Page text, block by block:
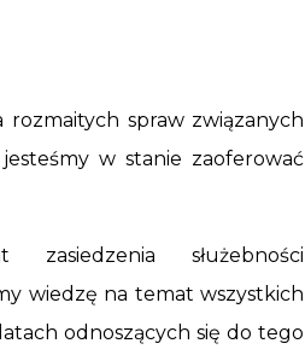
spraw związanych
w stanie zaoferować
służebności
wiedzę na temat wszystkich
odnoszących się do tego